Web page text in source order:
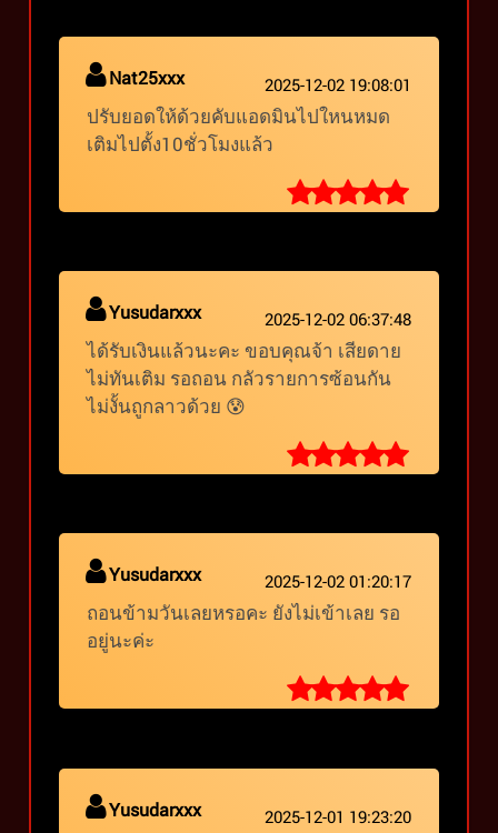
Nat25xxx 2025-12-02 19:08:01
ปรับยอดให้ด้วยคับแอดมินไปใหนหมด
เติมไปตั้ง10ชั่วโมงแล้ว
Yusudarxxx 2025-12-02 06:37:48
ได้รับเงินแล้วนะคะ ขอบคุณจ้า เสียดาย
ไม่ทันเติม รอถอน กลัวรายการซ้อนกัน
ไม่งั้นถูกลาวด้วย 😰
Yusudarxxx 2025-12-02 01:20:17
ถอนข้ามวันเลยหรอคะ ยังไม่เข้าเลย รอ
อยู่นะค่ะ
Yusudarxxx 2025-12-01 19:23:20